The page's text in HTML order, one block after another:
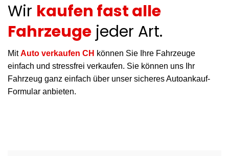
Wir kaufen fast alle
Fahrzeuge jeder Art.
MitAuto verkaufen CH können Sie Ihre Fahrzeuge
einfach und stressfrei verkaufen. Sie können uns Ihr
Fahrzeug ganz einfach über unser sicheres Autoankauf-
Formular anbieten.